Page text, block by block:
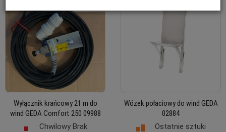
Wyłącznik krańcowy 21 m do
wind GEDA Comfort 250 09988
Chwilowy Brak
Wózek połaciowy do wind GEDA
02884
Ostatnie sztuki